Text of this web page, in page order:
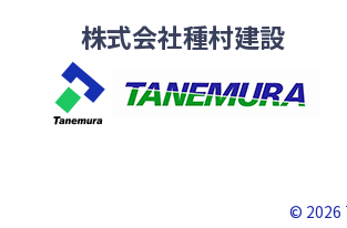
株式会社種村建設
© 2026